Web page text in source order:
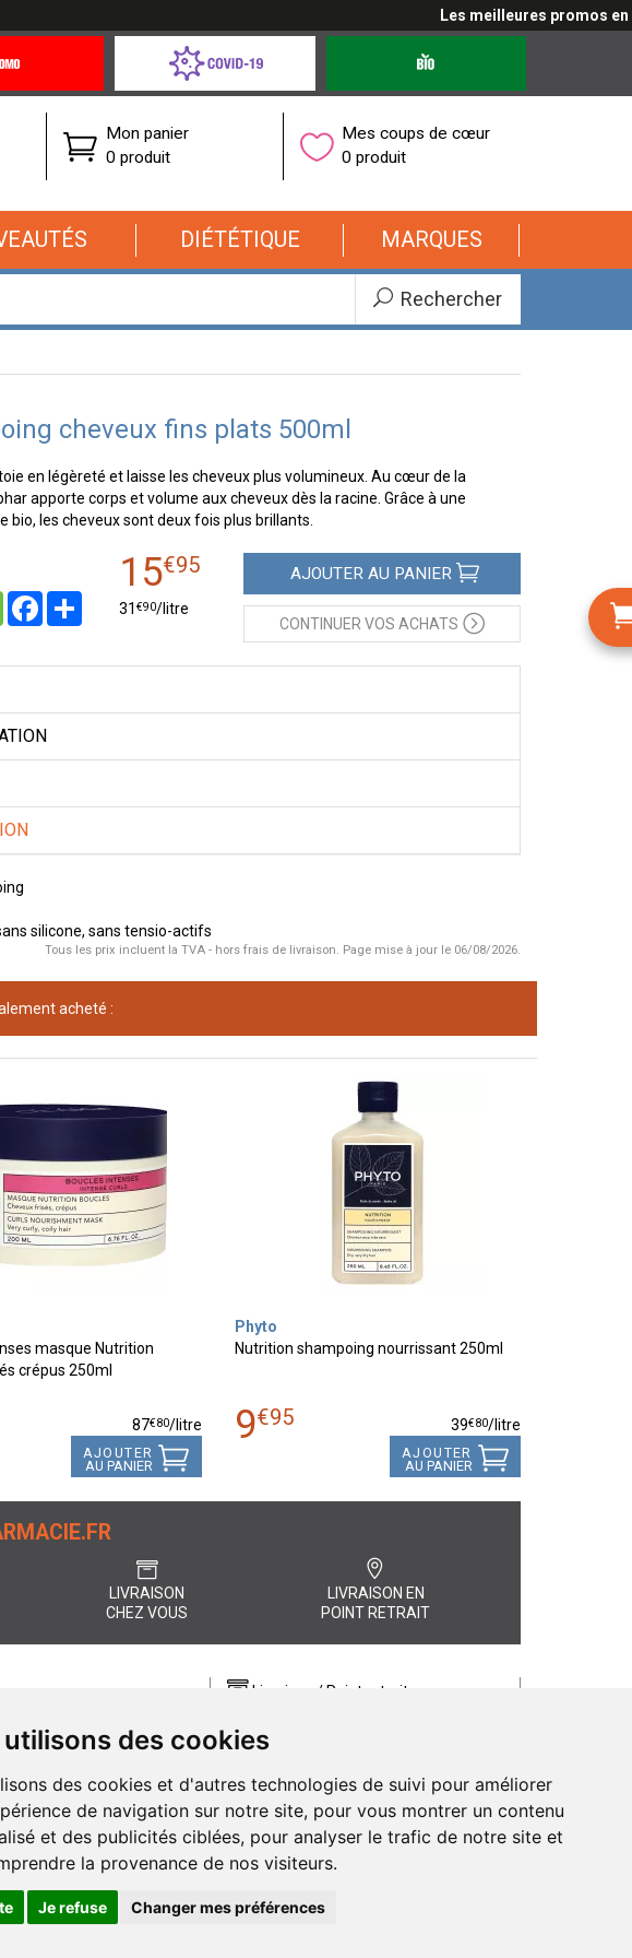
des cookies
des cookies et d'autres technologies de suivi pour améliorer
de navigation sur notre site, pour vous montrer un contenu
et des publicités ciblées, pour analyser le trafic de notre site et
la provenance de nos visiteurs.
Je refuse Changer mes préférences
Les meilleures promos en
Coronavirus
Mon panier
0 produit
Mes coups de cœur
0 produit
DIÉTÉTIQUE MARQUES
Rechercher
cheveux fins plats 500ml
en légèreté et laisse les cheveux plus volumineux. Au cœur de la
apporte corps et volume aux cheveux dès la racine. Grâce à une
bio, les cheveux sont deux fois plus brillants.
MessageFacebookPartager
15€95
31 €90/litre
AJOUTER AU PANIER
CONTINUER VOS ACHATS
silicone, sans tensio-actifs
Tous les prix incluent la TVA - hors frais de livraison. Page mise à jour le 06/08/2026.
acheté :
masque Nutrition
crépus 250ml
87€80/litre
AJOUTER
AU PANIER
Phyto
Nutrition shampoing nourrissant 250ml
9€95 39€80/litre
AJOUTER
AU PANIER
LIVRAISON
CHEZ VOUS
LIVRAISON EN
POINT RETRAIT
sécurisé, quel
et simple
Livraison / Point retrait
commande rapidement chez vous ou
Livraison chez vous ou en points relais